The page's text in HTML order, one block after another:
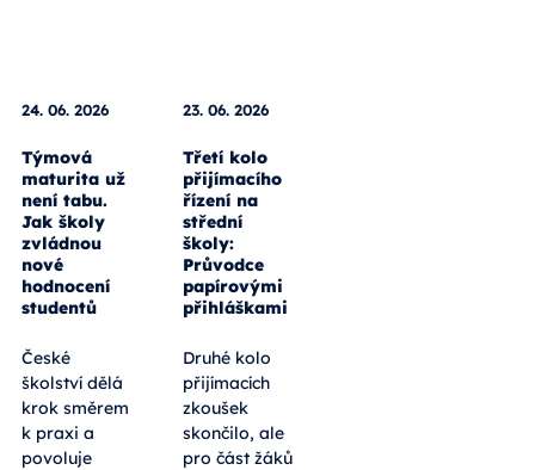
24. 06. 2026
Týmová
maturita už
není tabu.
Jak školy
zvládnou
nové
hodnocení
studentů
České
školství dělá
krok směrem
k praxi a
povoluje
23. 06. 2026
Třetí kolo
přijímacího
řízení na
střední
školy:
Průvodce
papírovými
přihláškami
Druhé kolo
přijímacích
zkoušek
skončilo, ale
pro část žáků